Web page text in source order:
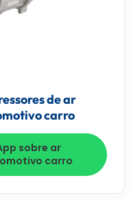
de ar
carro
sobre ar
carro